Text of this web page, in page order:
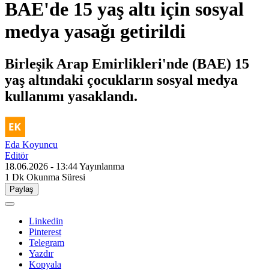
BAE'de 15 yaş altı için sosyal
medya yasağı getirildi
Birleşik Arap Emirlikleri'nde (BAE) 15
yaş altındaki çocukların sosyal medya
kullanımı yasaklandı.
Eda Koyuncu
Editör
18.06.2026 - 13:44Yayınlanma
1 Dk Okunma Süresi
Paylaş
Linkedin
Pinterest
Telegram
Yazdır
Kopyala